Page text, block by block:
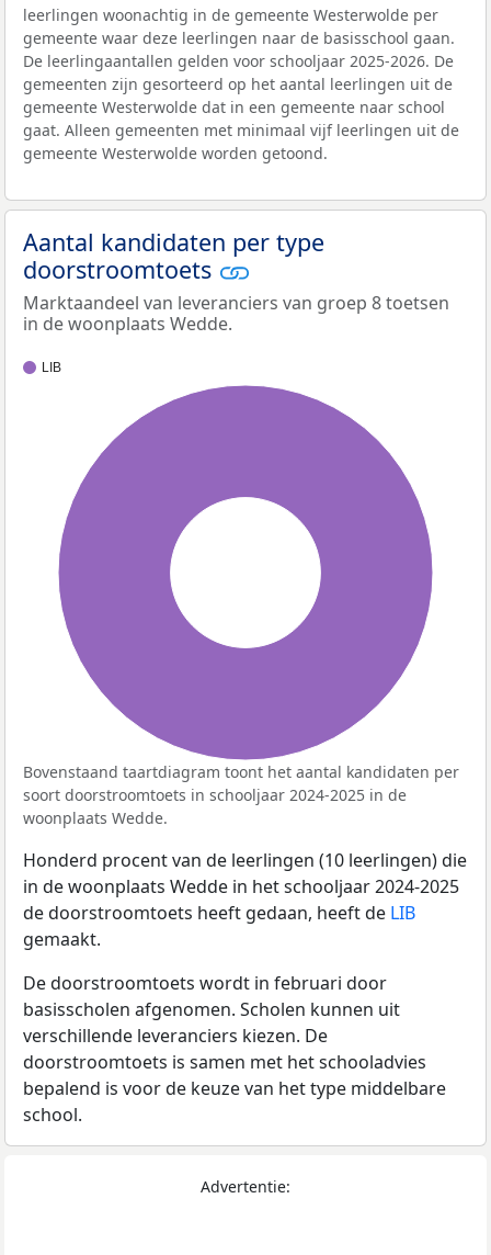
leerlingen woonachtig in de gemeente Westerwolde per
gemeente waar deze leerlingen naar de basisschool gaan.
De leerlingaantallen gelden voor schooljaar 2025-2026. De
gemeenten zijn gesorteerd op het aantal leerlingen uit de
gemeente Westerwolde dat in een gemeente naar school
gaat. Alleen gemeenten met minimaal vijf leerlingen uit de
gemeente Westerwolde worden getoond.
Aantal kandidaten per type
doorstroomtoets
Marktaandeel van leveranciers van groep 8 toetsen
in de woonplaats Wedde.
LIB
Bovenstaand taartdiagram toont het aantal kandidaten per
soort doorstroomtoets in schooljaar 2024-2025 in de
woonplaats Wedde.
Honderd procent van de leerlingen (10 leerlingen) die
in de woonplaats Wedde in het schooljaar 2024-2025
de doorstroomtoets heeft gedaan, heeft de LIB
gemaakt.
De doorstroomtoets wordt in februari door
basisscholen afgenomen. Scholen kunnen uit
verschillende leveranciers kiezen. De
doorstroomtoets is samen met het schooladvies
bepalend is voor de keuze van het type middelbare
school.
Advertentie: